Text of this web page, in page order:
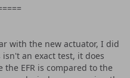
with the new actuator, I did
an exact test, it does
EFR is compared to the